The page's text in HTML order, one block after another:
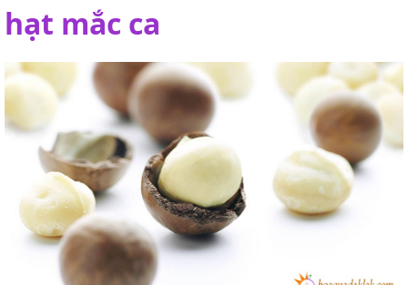
hạt mắc ca